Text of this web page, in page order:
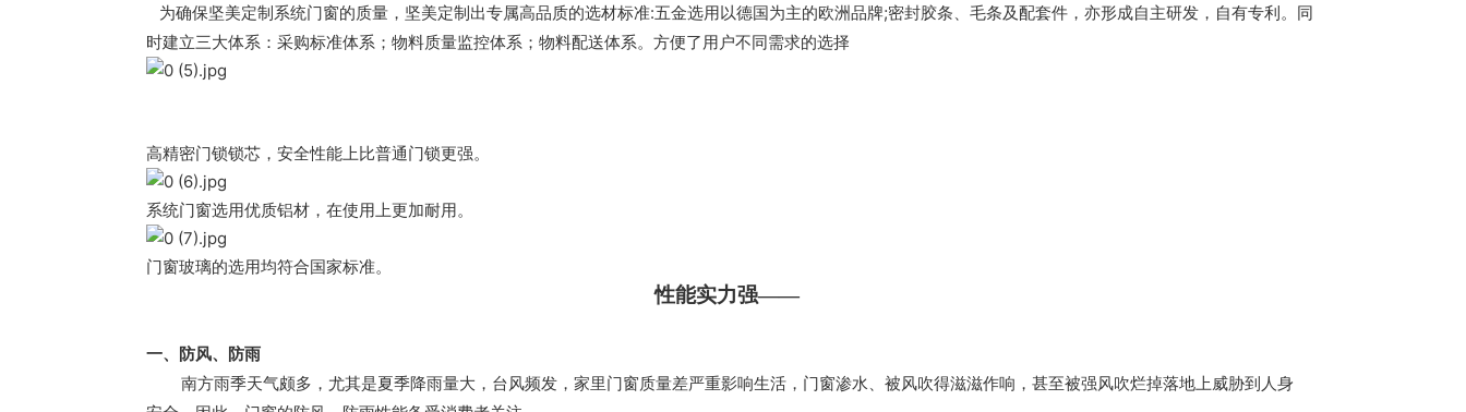
为确保坚美定制系统门窗的质量，坚美定制出专属高品质的选材标准:五金选用以德国为主的欧洲品牌;密封胶条、毛条及配套件，亦形成自主研发，自有专利。同
时建立三大体系：采购标准体系；物料质量监控体系；物料配送体系。方便了用户不同需求的选择
高精密门锁锁芯，安全性能上比普通门锁更强。
系统门窗选用优质铝材，在使用上更加耐用。
门窗玻璃的选用均符合国家标准。
性能实力强——
一、防风、防雨
南方雨季天气颇多，尤其是夏季降雨量大，台风频发，家里门窗质量差严重影响生活，门窗渗水、被风吹得滋滋作响，甚至被强风吹烂掉落地上威胁到人身